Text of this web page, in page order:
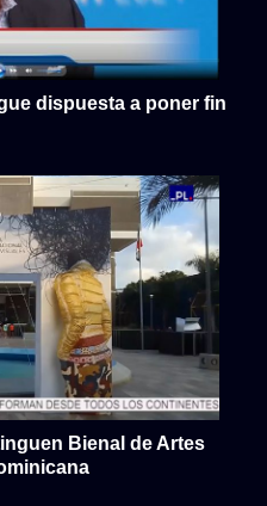
dispuesta a poner fin
Bienal de Artes